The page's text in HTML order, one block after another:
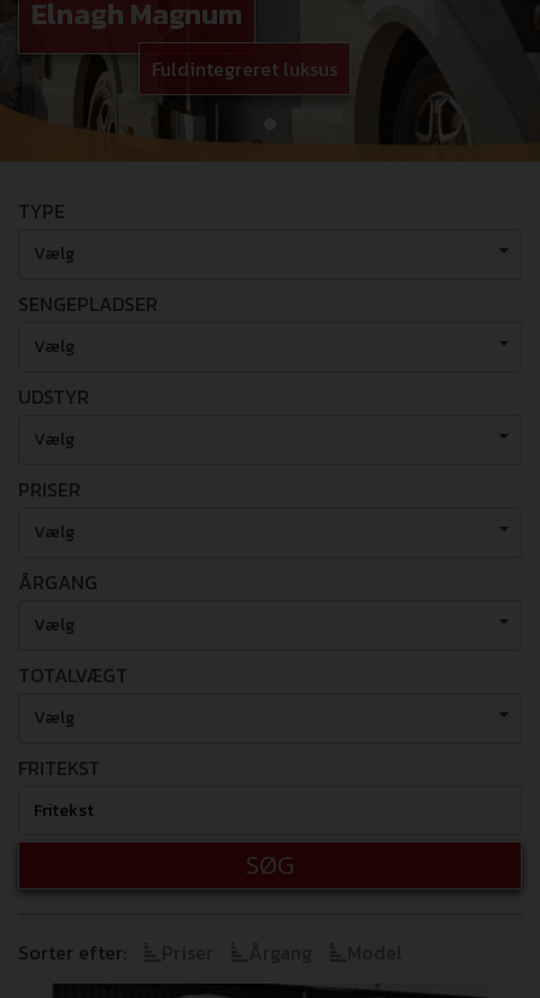
Elnagh Magnum
Fuldintegreret luksus
TYPE
Vælg
SENGEPLADSER
Vælg
UDSTYR
Vælg
PRISER
Vælg
ÅRGANG
Vælg
TOTALVÆGT
Vælg
FRITEKST
SØG
Sorter efter: